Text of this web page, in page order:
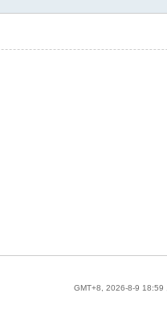
GMT+8, 2026-8-9 18:59